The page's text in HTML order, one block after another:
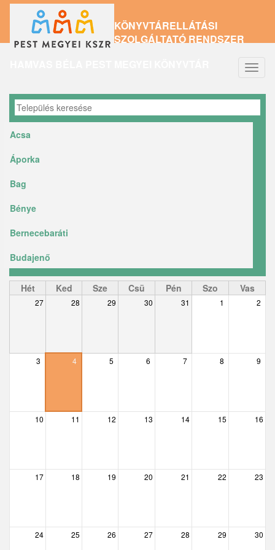
tartalomra
KÖNYVTÁRELLÁTÁSI
SZOLGÁLTATÓ RENDSZER
Acsa
Áporka
Bag
Bénye
Bernecebaráti
Budajenő
Ceglédbercel
Csemő
Csobánka
Délegyháza
Dunabogdány
Hét Ked Sze Csü Pén Szo Vas
27 28 29 30 31 1 2
3 4 5 6 7 8 9
10 11 12 13 14 15 16
17 18 19 20 21 22 23
24 25 26 27 28 29 30